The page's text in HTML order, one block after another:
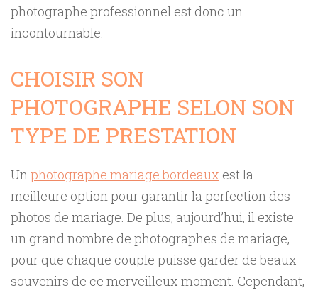
photographe professionnel est donc un
incontournable.
CHOISIR SON
PHOTOGRAPHE SELON SON
TYPE DE PRESTATION
Unphotographe mariage bordeaux est la
meilleure option pour garantir la perfection des
photos de mariage. De plus, aujourd’hui, il existe
un grand nombre de photographes de mariage,
pour que chaque couple puisse garder de beaux
souvenirs de ce merveilleux moment. Cependant,